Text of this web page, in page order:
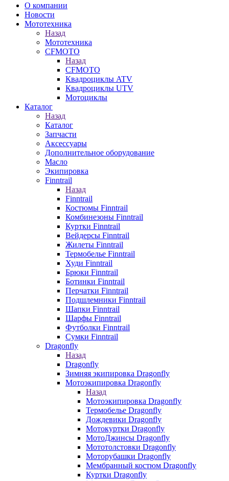
О компании
Новости
Мототехника
Назад
Мототехника
CFMOTO
Назад
CFMOTO
Квадроциклы ATV
Квадроциклы UTV
Мотоциклы
Каталог
Назад
Каталог
Запчасти
Аксессуары
Дополнительное оборудование
Масло
Экипировка
Finntrail
Назад
Finntrail
Костюмы Finntrail
Комбинезоны Finntrail
Куртки Finntrail
Вейдерсы Finntrail
Жилеты Finntrail
Термобелье Finntrail
Худи Finntrail
Брюки Finntrail
Ботинки Finntrail
Перчатки Finntrail
Подшлемники Finntrail
Шапки Finntrail
Шарфы Finntrail
Футболки Finntrail
Сумки Finntrail
Dragonfly
Назад
Dragonfly
Зимняя экипировка Dragonfly
Мотоэкипировка Dragonfly
Назад
Мотоэкипировка Dragonfly
Термобелье Dragonfly
Дождевики Dragonfly
Мотокуртки Dragonfly
МотоДжинсы Dragonfly
Мототолстовки Dragonfly
Моторубашки Dragonfly
Мембранный костюм Dragonfly
Куртки Dragonfly